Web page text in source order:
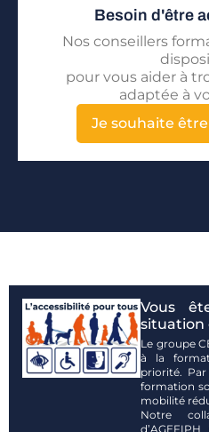
Besoin d'être
Nos conseillers
pour vous aider à
adaptée à
Je souhaite
Vous
situation
Le groupe
à la
priorité.
formation
mobilité
Notre